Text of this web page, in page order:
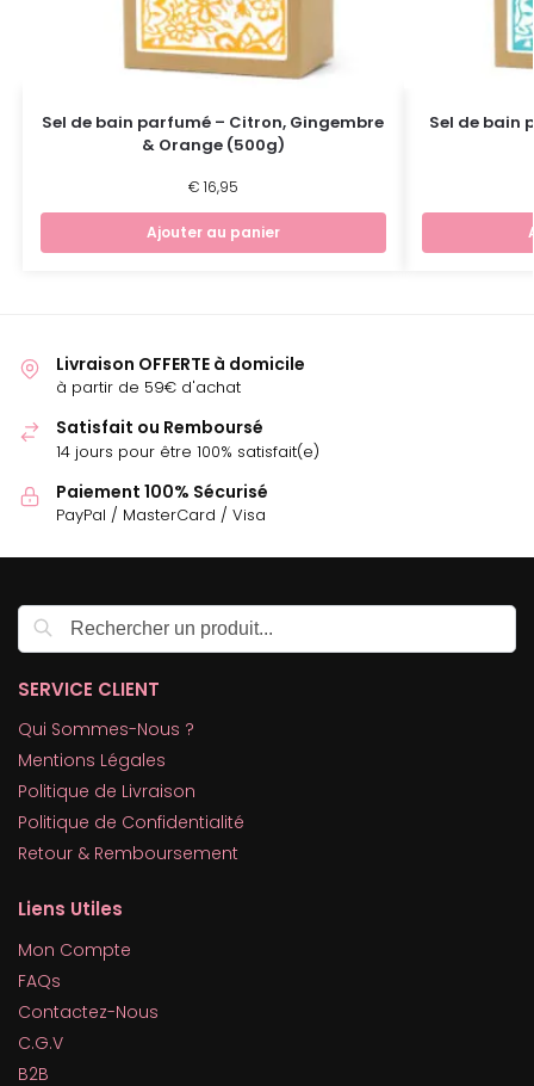
Sel de bain parfumé – Citron, Gingembre
& Orange (500g)
€ 16,95
Ajouter au panier
Sel de bain
Livraison OFFERTE à domicile
à partir de 59€ d'achat
Satisfait ou Remboursé
14 jours pour être 100% satisfait(e)
Paiement 100% Sécurisé
PayPal / MasterCard / Visa
SERVICE CLIENT
Qui Sommes-Nous ?
Mentions Légales
Politique de Livraison
Politique de Confidentialité
Retour & Remboursement
Liens Utiles
Mon Compte
FAQs
Contactez-Nous
C.G.V
B2B